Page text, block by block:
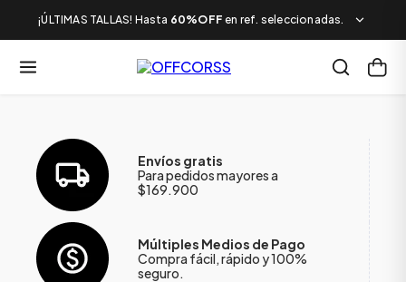
¡ÚLTIMAS TALLAS! Hasta 60%OFF en ref. seleccionadas.
Envíos gratis
Para pedidos mayores a
$169.900
Múltiples Medios de Pago
Compra fácil, rápido y 100%
seguro.